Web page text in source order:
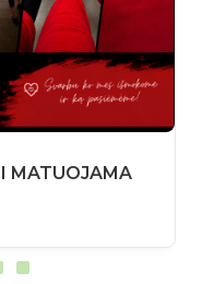
MATUOJAMA